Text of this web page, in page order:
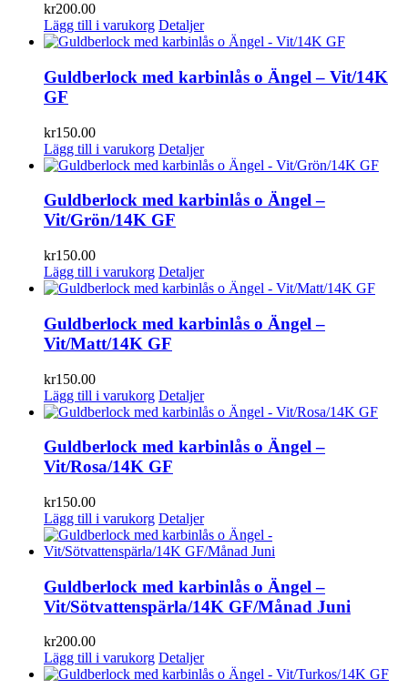
kr200.00
Lägg till i varukorg Detaljer
Guldberlock med karbinlås o Ängel – Vit/14K
GF
kr150.00
Lägg till i varukorg Detaljer
Guldberlock med karbinlås o Ängel –
Vit/Grön/14K GF
kr150.00
Lägg till i varukorg Detaljer
Guldberlock med karbinlås o Ängel –
Vit/Matt/14K GF
kr150.00
Lägg till i varukorg Detaljer
Guldberlock med karbinlås o Ängel –
Vit/Rosa/14K GF
kr150.00
Lägg till i varukorg Detaljer
Guldberlock med karbinlås o Ängel –
Vit/Sötvattenspärla/14K GF/Månad Juni
kr200.00
Lägg till i varukorg Detaljer